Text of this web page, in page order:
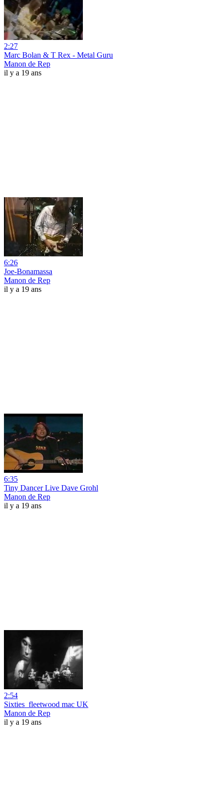
2:27
Marc Bolan & T Rex - Metal Guru
Manon de Rep
il y a 19 ans
6:26
Joe-Bonamassa
Manon de Rep
il y a 19 ans
6:35
Tiny Dancer Live Dave Grohl
Manon de Rep
il y a 19 ans
2:54
Sixties_fleetwood mac UK
Manon de Rep
il y a 19 ans